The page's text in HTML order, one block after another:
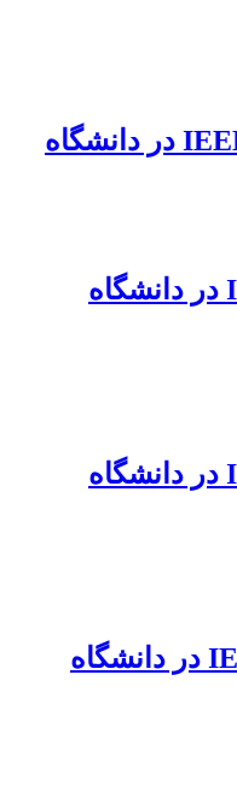
دومین رویداد شاخه IEEE در دانشگاه
دومین رویداد شاخه IEEE در دانشگاه
نخستین رویداد شاخه IEEE در دانشگاه